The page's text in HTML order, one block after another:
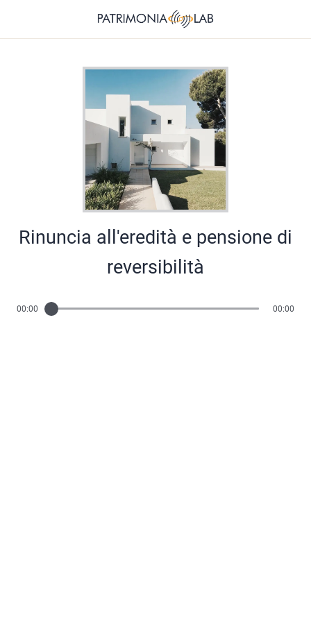
Rinuncia all'eredità e pensione di
reversibilità
00:00 00:00